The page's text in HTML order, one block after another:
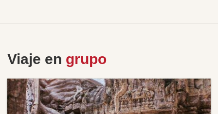
Viaje en grupo